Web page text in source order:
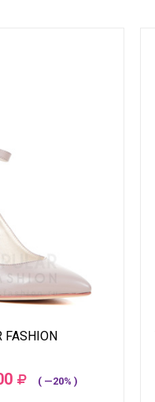
FASHION
( —20% )